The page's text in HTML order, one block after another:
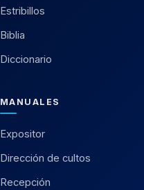
Estribillos
Biblia
Diccionario
MANUALES
Expositor
Dirección de cultos
Recepción